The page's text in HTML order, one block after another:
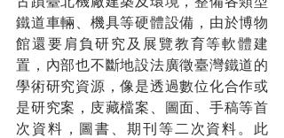
鐵道車輛、機具等硬體設備，由於博物
館還要肩負研究及展覽教育等軟體建
置，內部也不斷地設法廣徵臺灣鐵道的
學術研究資源，像是透過數位化合作或
是研究案，庋藏檔案、圖面、手稿等首
次資料，圖書、期刊等二次資料。此